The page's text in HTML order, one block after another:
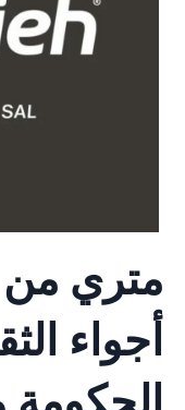
متري من
أجواء